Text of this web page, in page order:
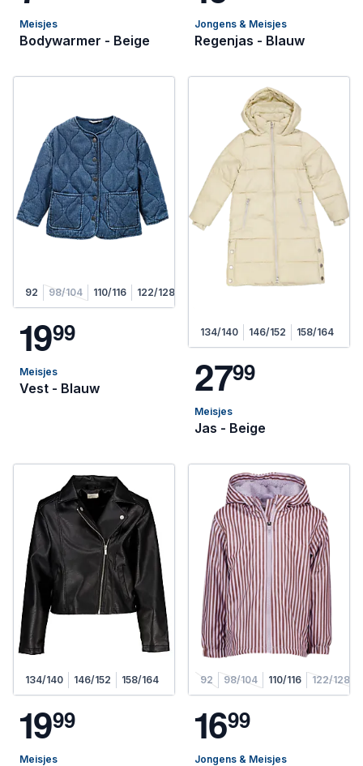
Meisjes
Bodywarmer - Beige
Jongens & Meisjes
Regenjas - Blauw
92 98/104 110/116 122/128
1999
Meisjes
Vest - Blauw
134/140 146/152 158/164
2799
Meisjes
Jas - Beige
134/140 146/152 158/164
1999
Meisjes
92 98/104 110/116 122/128
1699
Jongens & Meisjes